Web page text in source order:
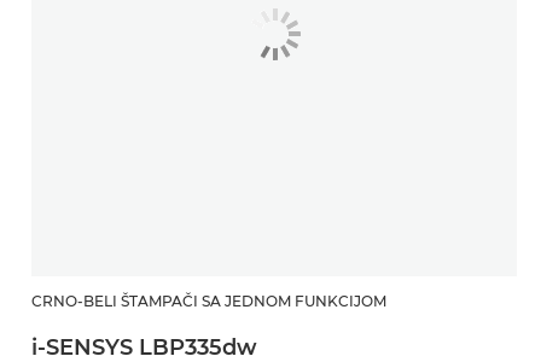
CRNO-BELI ŠTAMPAČI SA JEDNOM FUNKCIJOM
i-SENSYS LBP335dw